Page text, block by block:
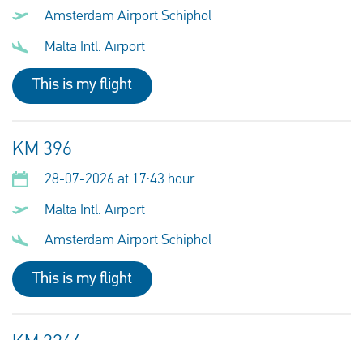
Amsterdam Airport Schiphol
Malta Intl. Airport
This is my flight
KM 396
28-07-2026 at 17:43 hour
Malta Intl. Airport
Amsterdam Airport Schiphol
This is my flight